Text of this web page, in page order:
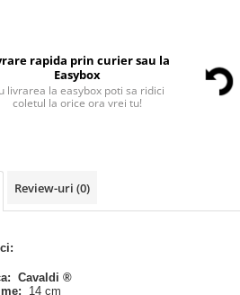
rapida prin curier sau la
Easybox
livrarea la easybox poti sa ridici
coletul la orice ora vrei tu!
Review-uri (0)
Cavaldi ®
14 cm